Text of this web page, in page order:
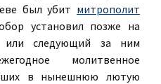
был убит митрополит
установил позже на
или следующий за ним
молитвенное
в нынешнюю лютую